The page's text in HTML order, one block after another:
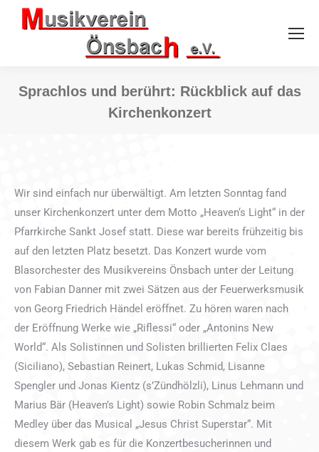
Sprachlos und berührt: Rückblick auf das
Kirchenkonzert
Wir sind einfach nur überwältigt. Am letzten Sonntag fand
unser Kirchenkonzert unter dem Motto „Heaven‘s Light“ in der
Pfarrkirche Sankt Josef statt. Diese war bereits frühzeitig bis
auf den letzten Platz besetzt. Das Konzert wurde vom
Blasorchester des Musikvereins Önsbach unter der Leitung
von Fabian Danner mit zwei Sätzen aus der Feuerwerksmusik
von Georg Friedrich Händel eröffnet. Zu hören waren nach
der Eröffnung Werke wie „Riflessi“ oder „Antonins New
World“. Als Solistinnen und Solisten brillierten Felix Claes
(Siciliano), Sebastian Reinert, Lukas Schmid, Lisanne
Spengler und Jonas Kientz (s’Zündhölzli), Linus Lehmann und
Marius Bär (Heaven’s Light) sowie Robin Schmalz beim
Medley über das Musical „Jesus Christ Superstar“. Mit
diesem Werk gab es für die Konzertbesucherinnen und